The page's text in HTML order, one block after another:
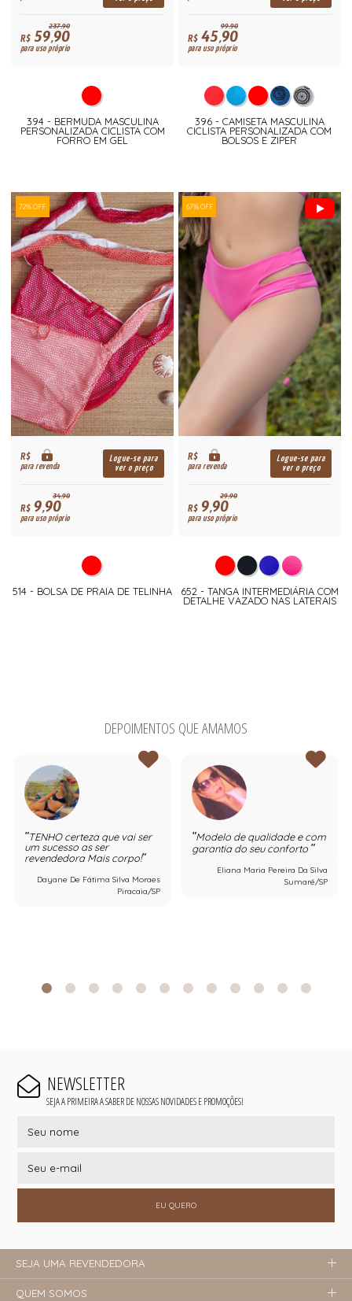
237,90
R$59,90
para uso próprio
394 - BERMUDA MASCULINA
PERSONALIZADA CICLISTA COM
FORRO EM GEL
99,90
R$45,90
para uso próprio
396 - CAMISETA MASCULINA
CICLISTA PERSONALIZADA COM
BOLSOS E ZIPER
72% OFF
R$
para revenda
Logue-se para
ver o preço
34,90
R$9,90
para uso próprio
514 - BOLSA DE PRAIA DE TELINHA
67% OFF
R$
para revenda
Logue-se para
ver o preço
29,90
R$9,90
para uso próprio
652 - TANGA INTERMEDIÁRIA COM
DETALHE VAZADO NAS LATERAIS
DEPOIMENTOS QUE AMAMOS
TENHO certeza que vai ser
um sucesso as ser
revendedora Mais corpo!
Dayane De Fátima Silva Moraes
Piracaia/SP
Modelo de qualidade e com
garantia do seu conforto
Eliana Maria Pereira Da Silva
Sumaré/SP
NEWSLETTER
SEJA A PRIMEIRA A SABER DE NOSSAS NOVIDADES E PROMOÇÕES!
EU QUERO
SEJA UMA REVENDEDORA
QUEM SOMOS